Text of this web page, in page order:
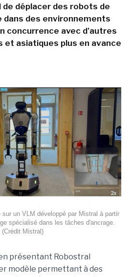
déplacer des robots de
dans des environnements
concurrence avec d'autres
et asiatiques plus en avance
sur un VLM développé par Mistral à partir
spécialisé dans les tâches d'ancrage.
(Crédit Mistral)
présentant Robostral
modèle permettant à des